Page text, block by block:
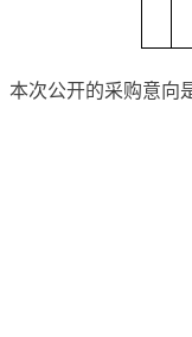
公开的采购意向是